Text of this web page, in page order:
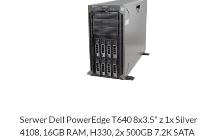
Serwer Dell PowerEdge T640 8x3.5" z 1x Silver
4108, 16GB RAM, H330, 2x 500GB 7.2K SATA